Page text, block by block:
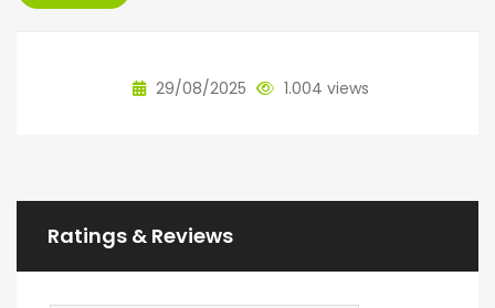
29/08/2025 1.004 views
Ratings & Reviews